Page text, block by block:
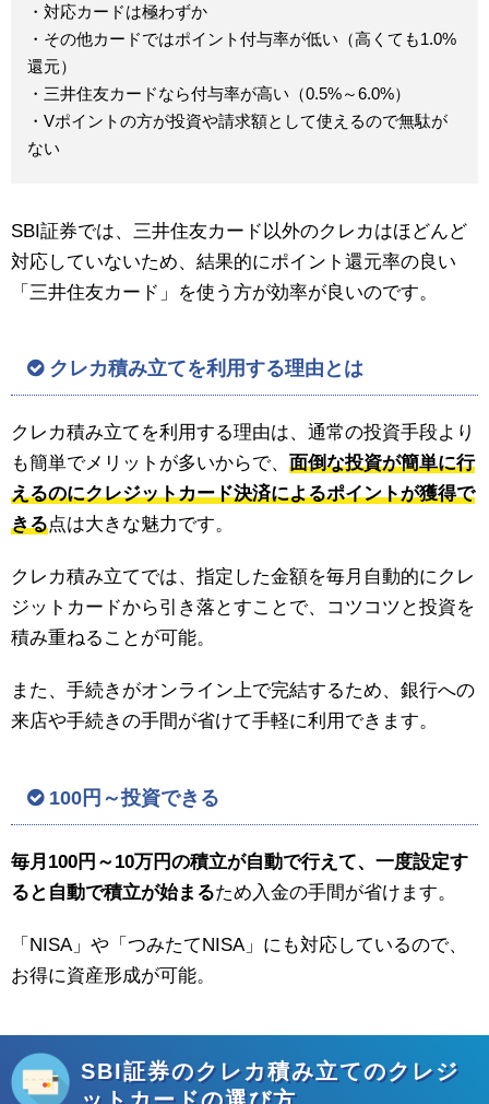
・対応カードは極わずか
・その他カードではポイント付与率が低い（高くても1.0%
還元）
・三井住友カードなら付与率が高い（0.5%～6.0%）
・Vポイントの方が投資や請求額として使えるので無駄が
ない
SBI証券では、三井住友カード以外のクレカはほどんど
対応していないため、結果的にポイント還元率の良い
「三井住友カード」を使う方が効率が良いのです。
クレカ積み立てを利用する理由とは
クレカ積み立てを利用する理由は、通常の投資手段より
も簡単でメリットが多いからで、 面倒な投資が簡単に行
えるのにクレジットカード決済によるポイントが獲得で
きる点は大きな魅力です。
クレカ積み立てでは、指定した金額を毎月自動的にクレ
ジットカードから引き落とすことで、コツコツと投資を
積み重ねることが可能。
また、手続きがオンライン上で完結するため、銀行への
来店や手続きの手間が省けて手軽に利用できます。
100円～投資できる
毎月100円～10万円の積立が自動で行えて、一度設定す
ると自動で積立が始まるため入金の手間が省けます。
「NISA」や「つみたてNISA」にも対応しているので、
お得に資産形成が可能。
SBI証券のクレカ積み立てのクレジ
ットカードの選び方